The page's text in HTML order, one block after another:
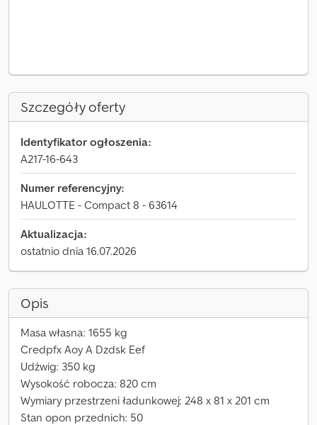
Szczegóły oferty
Identyfikator ogłoszenia:
A217-16-643
Numer referencyjny:
HAULOTTE - Compact 8 - 63614
Aktualizacja:
ostatnio dnia 16.07.2026
Opis
Masa własna: 1655 kg
Credpfx Aoy A Dzdsk Eef
Udźwig: 350 kg
Wysokość robocza: 820 cm
Wymiary przestrzeni ładunkowej: 248 x 81 x 201 cm
Stan opon przednich: 50